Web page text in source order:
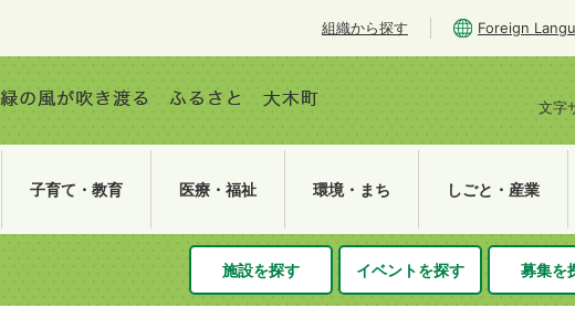
組織から探す Foreign
文字
子育て・教育 医療・福祉 環境・まち しごと・産業
施設を探す イベントを探す 募集を